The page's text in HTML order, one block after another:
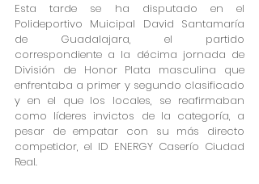
Esta tarde se ha disputado en el
Polideportivo Muicipal David Santamaría
de Guadalajara, el partido
correspondiente a la décima jornada de
División de Honor Plata masculina que
enfrentaba a primer y segundo clasificado
y en el que los locales, se reafirmaban
como líderes invictos de la categoría, a
pesar de empatar con su más directo
competidor, el ID ENERGY Caserío Ciudad
Real.